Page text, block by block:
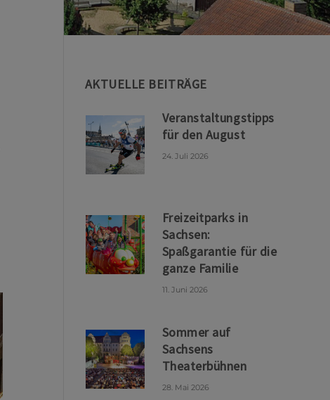
AKTUELLE BEITRÄGE
Veranstaltungstipps
für den August
24. Juli 2026
Freizeitparks in
Sachsen:
Spaßgarantie für die
ganze Familie
11. Juni 2026
Sommer auf
Sachsens
Theaterbühnen
28. Mai 2026